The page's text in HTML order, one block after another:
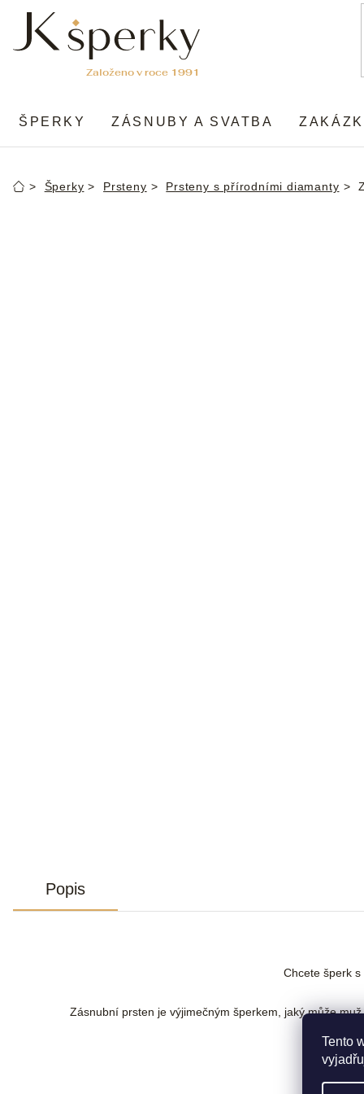
Tento
obsah
ŠPERKY ZÁSNUBY A SVATBA
DomůŠperky Prsteny Prsteny s přírodními diamanty
Popis
Chcete šperk
Zásnubní prsten je výjimečným šperkem, jaký může